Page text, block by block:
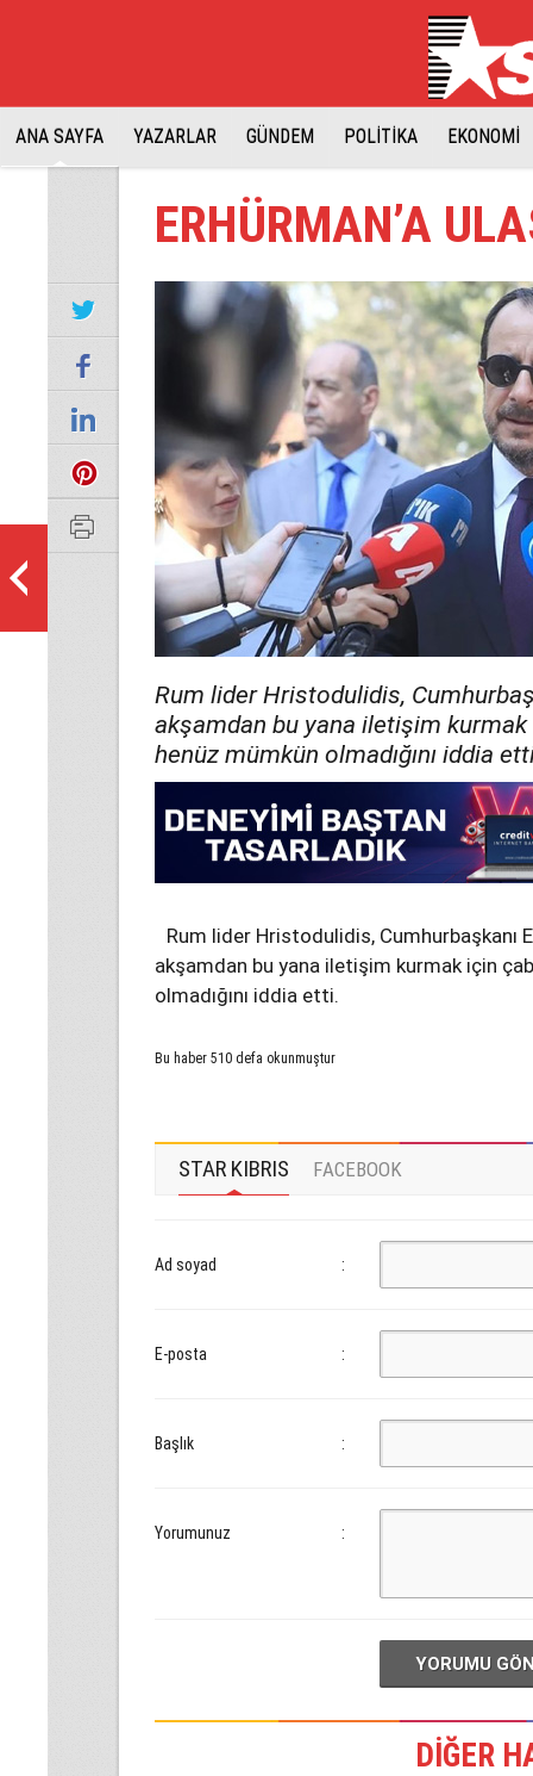
ANA SAYFA YAZARLAR GÜNDEM POLİTİKA EKONOMİ
ERHÜRMAN’A
Rum lider Hristodulidis,
akşamdan bu yana iletişim kurmak
henüz mümkün olmadığını iddia
Rum lider Hristodulidis, Cumhurbaşkanı
akşamdan bu yana iletişim kurmak için
olmadığını iddia etti.
Bu haber 510 defa okunmuştur
STAR KIBRIS FACEBOOK
Ad soyad :
E-posta :
Başlık :
Yorumunuz :
YORUMU
DİĞER